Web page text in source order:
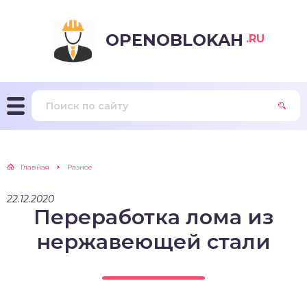
OPENOBLOKAH .RU
Главная Разное
22.12.2020
Переработка лома из
нержавеющей стали